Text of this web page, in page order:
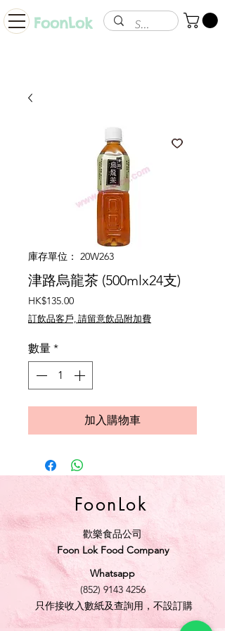
FoonLok
庫存單位： 20W263
津路烏龍茶 (500mlx24支)
HK$135.00價
格
訂飲品客戶, 請留意飲品附加費
數量 *
加入購物車
FoonLok
歡樂食品公司
Foon Lok Food Company
Whatsapp
(852) 9143 4256
只作接收入數紙及查詢用，不設訂購